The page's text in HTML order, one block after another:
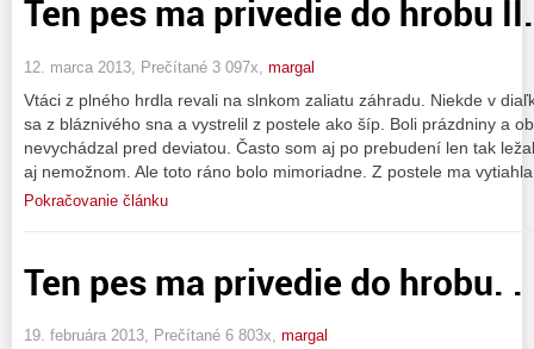
Ten pes ma privedie do hrobu II.
12. marca 2013, Prečítané 3 097x, margal
Vtáci z plného hrdla revali na slnkom zaliatu záhradu. Niekde v
sa z bláznivého sna a vystrelil z postele ako šíp. Boli prázdniny a
nevychádzal pred deviatou. Často som aj po prebudení len tak
aj nemožnom. Ale toto ráno bolo mimoriadne. Z postele ma
Pokračovanie článku
Ten pes ma privedie do hrobu. .
19. februára 2013, Prečítané 6 803x, margal